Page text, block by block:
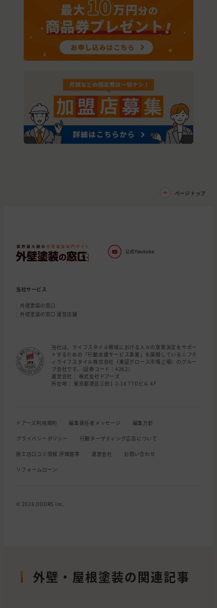
ページトップ
当社サービス
外壁塗装の窓口
外壁塗装の窓口 運営店舗
当社は、ライフスタイル領域における人々の意思決定をサポー
トするための「行動支援サービス事業」を展開しているニフテ
ィライフスタイル株式会社（東証グロース市場上場）のグルー
プ会社です。(証券コード：4262)
運営会社： 株式会社ドアーズ
所在地： 東京都港区三田1-2-18 TTDビル 4F
ドアーズ利用規約 編集責任者メッセージ 編集方針
プライバシーポリシー 行動ターゲティング広告について
施工店口コミ情報 評価基準 運営会社 お問い合わせ
リフォームローン
© 2026 DOORS Inc.
外壁・屋根塗装の関連記事